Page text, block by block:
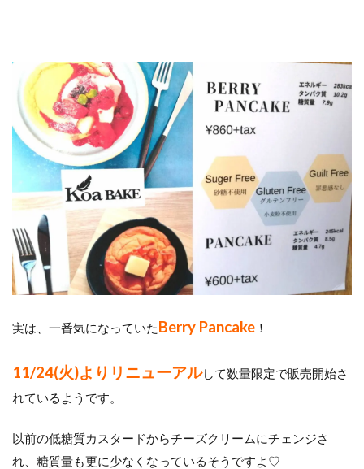
実は、一番気になっていたBerry Pancake ！
11/24(火)よりリニューアルして数量限定で販売開始さ
れているようです。
以前の低糖質カスタードからチーズクリームにチェンジさ
れ、糖質量も更に少なくなっているそうですよ♡